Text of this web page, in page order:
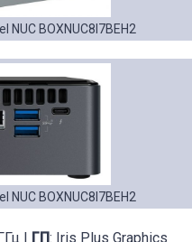
NUC BOXNUC8I7BEH2
NUC BOXNUC8I7BEH2
| ГП: Iris Plus Graphics